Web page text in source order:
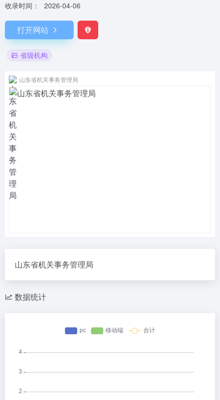
收录时间： 2026-04-06
打开网站
省级机构
山东省机关事务管理局
山东省机关事务管理局
数据统计